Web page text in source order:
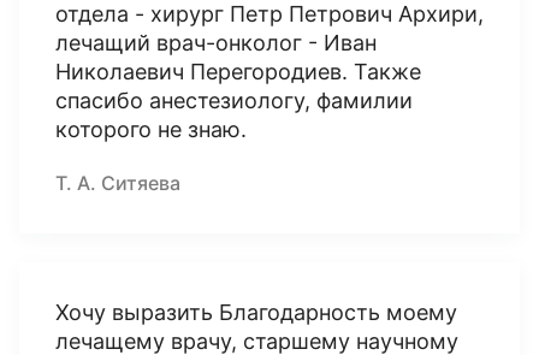
отдела - хирург Петр Петрович Архири,
лечащий врач-онколог - Иван
Николаевич Перегородиев. Также
спасибо анестезиологу, фамилии
которого не знаю.
Т. А. Ситяева
Хочу выразить Благодарность моему
лечащему врачу, старшему научному